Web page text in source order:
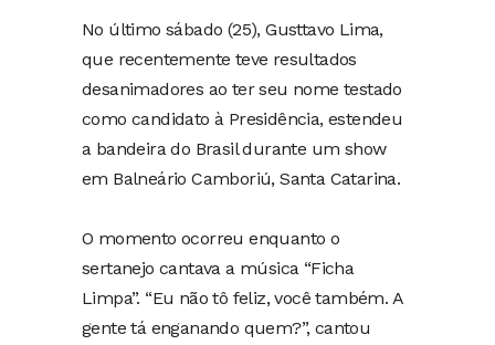
No último sábado (25), Gusttavo Lima,
que recentemente teve resultados
desanimadores ao ter seu nome testado
como candidato à Presidência, estendeu
a bandeira do Brasil durante um show
em Balneário Camboriú, Santa Catarina.
O momento ocorreu enquanto o
sertanejo cantava a música “Ficha
Limpa”. “Eu não tô feliz, você também. A
gente tá enganando quem?”, cantou